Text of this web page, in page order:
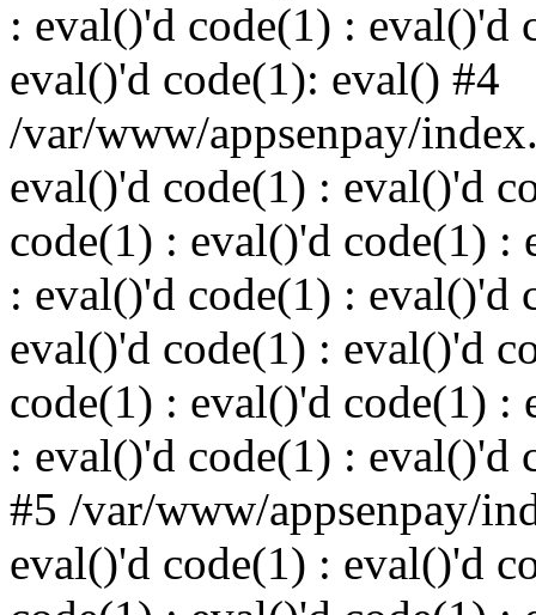
: eval()'d code(1) : eval()'d
eval()'d code(1): eval() #4
/var/www/appsenpay/
eval()'d code(1) : eval()'d
code(1) : eval()'d code(1) :
: eval()'d code(1) : eval()'d
eval()'d code(1) : eval()'d
code(1) : eval()'d code(1) :
: eval()'d code(1) : eval()'d
#5 /var/www/appsenpay/
eval()'d code(1) : eval()'d